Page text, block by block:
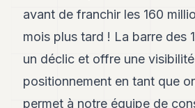
avant de franchir les 160
mois plus tard ! La barre des
un déclic et offre une
positionnement en tant que
permet à notre équipe de